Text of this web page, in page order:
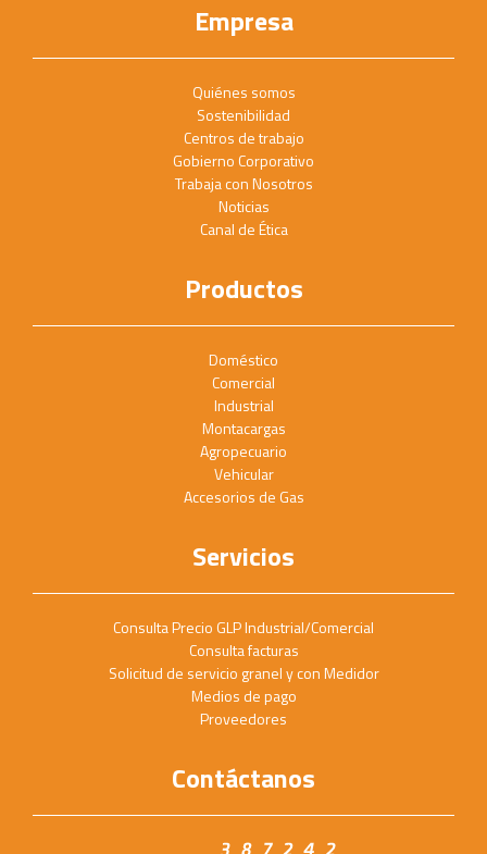
Empresa
Quiénes somos
Sostenibilidad
Centros de trabajo
Gobierno Corporativo
Trabaja con Nosotros
Noticias
Canal de Ética
Productos
Doméstico
Comercial
Industrial
Montacargas
Agropecuario
Vehicular
Accesorios de Gas
Servicios
Consulta Precio GLP Industrial/Comercial
Consulta facturas
Solicitud de servicio granel y con Medidor
Medios de pago
Proveedores
Contáctanos